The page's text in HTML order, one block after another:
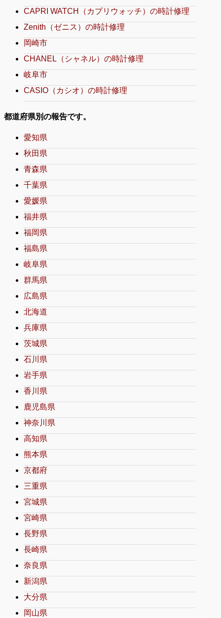
CAPRI WATCH（カプリウォッチ）の時計修理
Zenith（ゼニス）の時計修理
岡崎市
CHANEL（シャネル）の時計修理
岐阜市
CASIO（カシオ）の時計修理
都道府県別の報告です。
愛知県
秋田県
青森県
千葉県
愛媛県
福井県
福岡県
福島県
岐阜県
群馬県
広島県
北海道
兵庫県
茨城県
石川県
岩手県
香川県
鹿児島県
神奈川県
高知県
熊本県
京都府
三重県
宮城県
宮崎県
長野県
長崎県
奈良県
新潟県
大分県
岡山県